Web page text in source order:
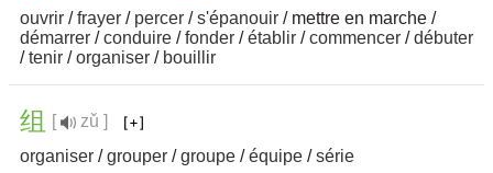
ouvrir /frayer / percer /s'épanouir / mettre en marche /
démarrer /conduire /fonder /établir /commencer /débuter
/tenir /organiser / bouillir
组 [
zǔ ]
organiser /grouper /groupe /équipe /série